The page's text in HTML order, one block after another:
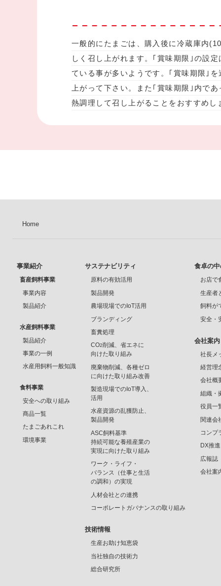
一般的にたまごは、購入後に冷蔵庫内
しく召し上がれます。｢賞味期限｣の設
ている事が多いようです。｢賞味期限｣
上がって下さい。また｢賞味期限｣内で
熱調理して召し上がることをおすすめし
Home
事業紹介
畜産飼料事業
事業内容
製品紹介
水産飼料事業
製品紹介
事業の一例
水産用飼料一般知識
食料事業
安全への取り組み
商品一覧
たまごあれこれ
環境事業
サステナビリティ
原料の有効活用
製品開発
農場現場でのIoT活用
ブランディング
畜糞処理
CO2削減、省エネに
向けた取り組み
廃棄物削減、各種ゼロ
に向けた取り組み改善
製造現場でのIoT導入、
活用
水産資源の乱獲防止、
製品開発
ASC飼料基準
持続可能な養殖産業の
実現に向けた取り組み
ワーク・ライフ・
バランス（仕事と生活
の調和）の実現
人材会社との連携
コーポレートガバナンスの取り組み
技術情報
生産お助け知恵袋
当社独自の技術力
総合研究所
食卓の
お店で
生産者
飼料が
安全・
会社案内
社長メ
経営理
会社概
組織・
役員一
関連会
コンプ
DX推
広報誌
会社案